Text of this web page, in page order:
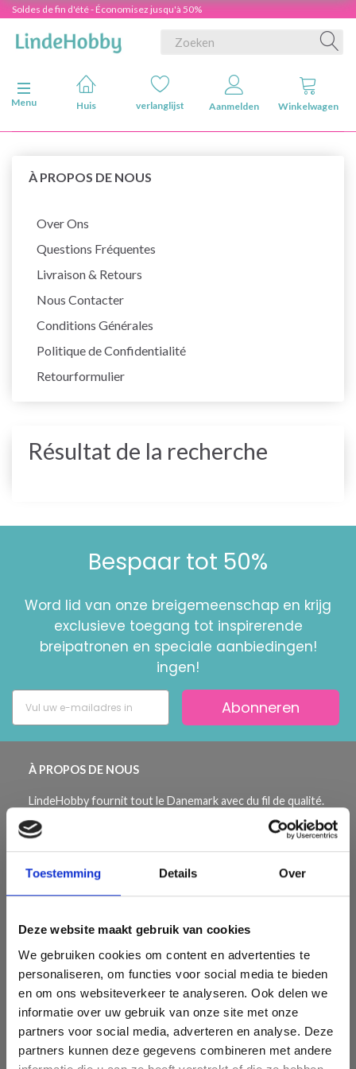
Toestemming Details Over
Deze website maakt gebruik van cookies
We gebruiken cookies om content en advertenties te
personaliseren, om functies voor social media te bieden
en om ons websiteverkeer te analyseren. Ook delen we
informatie over uw gebruik van onze site met onze
partners voor social media, adverteren en analyse. Deze
partners kunnen deze gegevens combineren met andere
Soldes de fin d'été - Économisez jusqu'à 50%
Navigatie in-/uitschakelen
Menu
Huis verlanglijst Aanmelden Winkelwagen
À PROPOS DE NOUS
Over Ons
Questions Fréquentes
Livraison & Retours
Nous Contacter
Conditions Générales
Politique de Confidentialité
Retourformulier
Résultat de la recherche
Bespaar tot 50%
Word lid van onze breigemeenschap en krijg
exclusieve toegang tot inspirerende
breipatronen en speciale aanbiedingen!
ingen!
Abonneren
À PROPOS DE NOUS
LindeHobby fournit tout le Danemark avec du fil de qualité.
Nous avons une large gamme de marques populaires avec
plus de 15 000 numéros d'articles. Notre équipe s'efforce
de vous fournir le meilleur service possible et la livraison la
plus rapide à tout moment. Découvrez l'équipe derrière
LindeHobby ici.
INFORMATION
Over Ons
Questions Fréquentes